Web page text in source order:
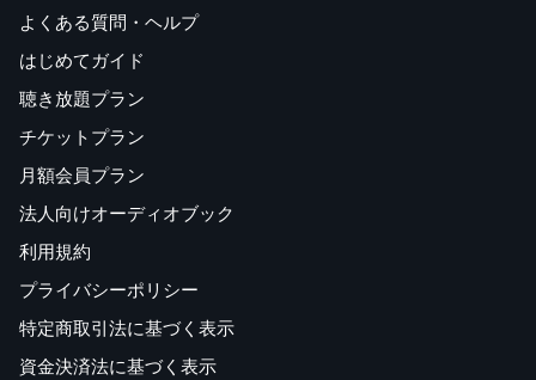
よくある質問・ヘルプ
はじめてガイド
聴き放題プラン
チケットプラン
月額会員プラン
法人向けオーディオブック
利用規約
プライバシーポリシー
特定商取引法に基づく表示
資金決済法に基づく表示